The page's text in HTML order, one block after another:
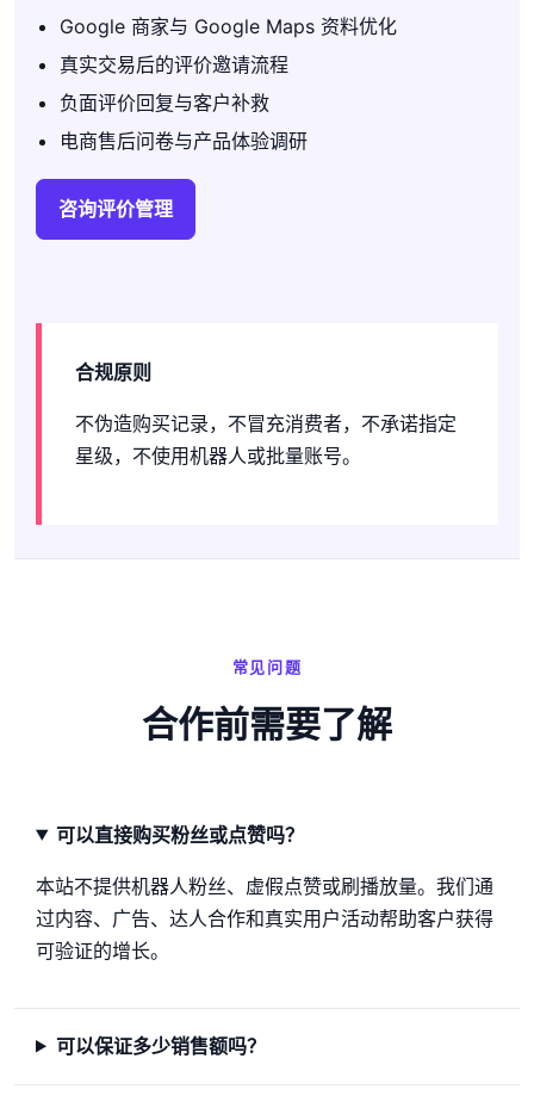
Google 商家与 Google Maps 资料优化
真实交易后的评价邀请流程
负面评价回复与客户补救
电商售后问卷与产品体验调研
咨询评价管理
合规原则
不伪造购买记录，不冒充消费者，不承诺指定
星级，不使用机器人或批量账号。
常见问题
合作前需要了解
可以直接购买粉丝或点赞吗？
本站不提供机器人粉丝、虚假点赞或刷播放量。我们通
过内容、广告、达人合作和真实用户活动帮助客户获得
可验证的增长。
可以保证多少销售额吗？